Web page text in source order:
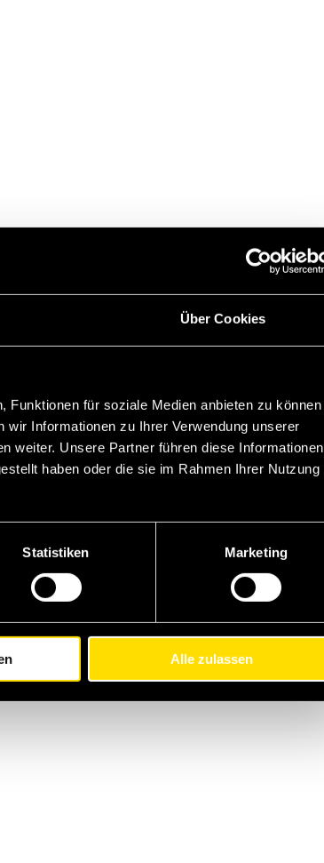
Über Cookies
Funktionen für soziale Medien anbieten zu können
Informationen zu Ihrer Verwendung unserer
weiter. Unsere Partner führen diese Informationen
haben oder die sie im Rahmen Ihrer Nutzung
Statistiken Marketing
Alle zulassen